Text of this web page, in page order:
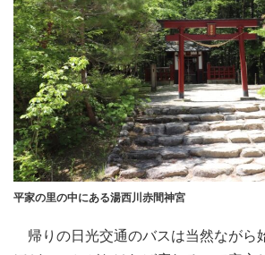
平家の里の中にある湯西川赤間神宮
帰りの日光交通のバスは当然ながら